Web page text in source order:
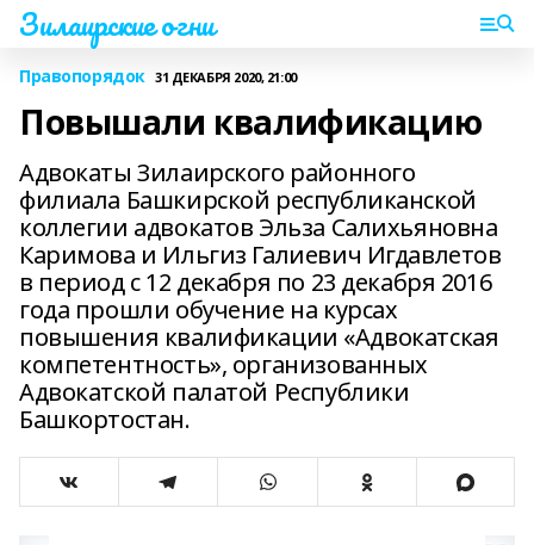
Зилаирские огни
Правопорядок 31 ДЕКАБРЯ 2020, 21:00
Повышали квалификацию
Адвокаты Зилаирского районного
филиала Башкирской республиканской
коллегии адвокатов Эльза Салихьяновна
Каримова и Ильгиз Галиевич Игдавлетов
в период с 12 декабря по 23 декабря 2016
года прошли обучение на курсах
повышения квалификации «Адвокатская
компетентность», организованных
Адвокатской палатой Республики
Башкортостан.